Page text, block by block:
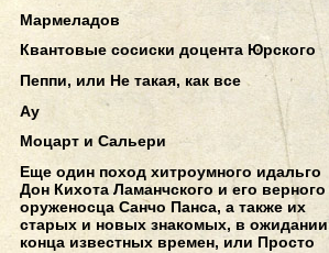
Мармеладов
Квантовые сосиски доцента Юрского
Пеппи, или Не такая, как все
Ау
Моцарт и Сальери
Еще один поход хитроумного идальго
Дон Кихота Ламанчского и его верного
оруженосца Санчо Панса, а также их
старых и новых знакомых, в ожидании
конца известных времен, или Просто